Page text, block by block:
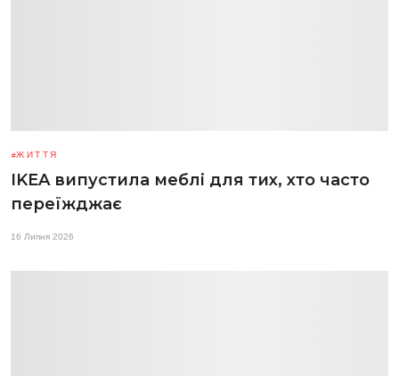
ЖИТТЯ
IKEA випустила меблі для тих, хто часто
переїжджає
16 Липня 2026